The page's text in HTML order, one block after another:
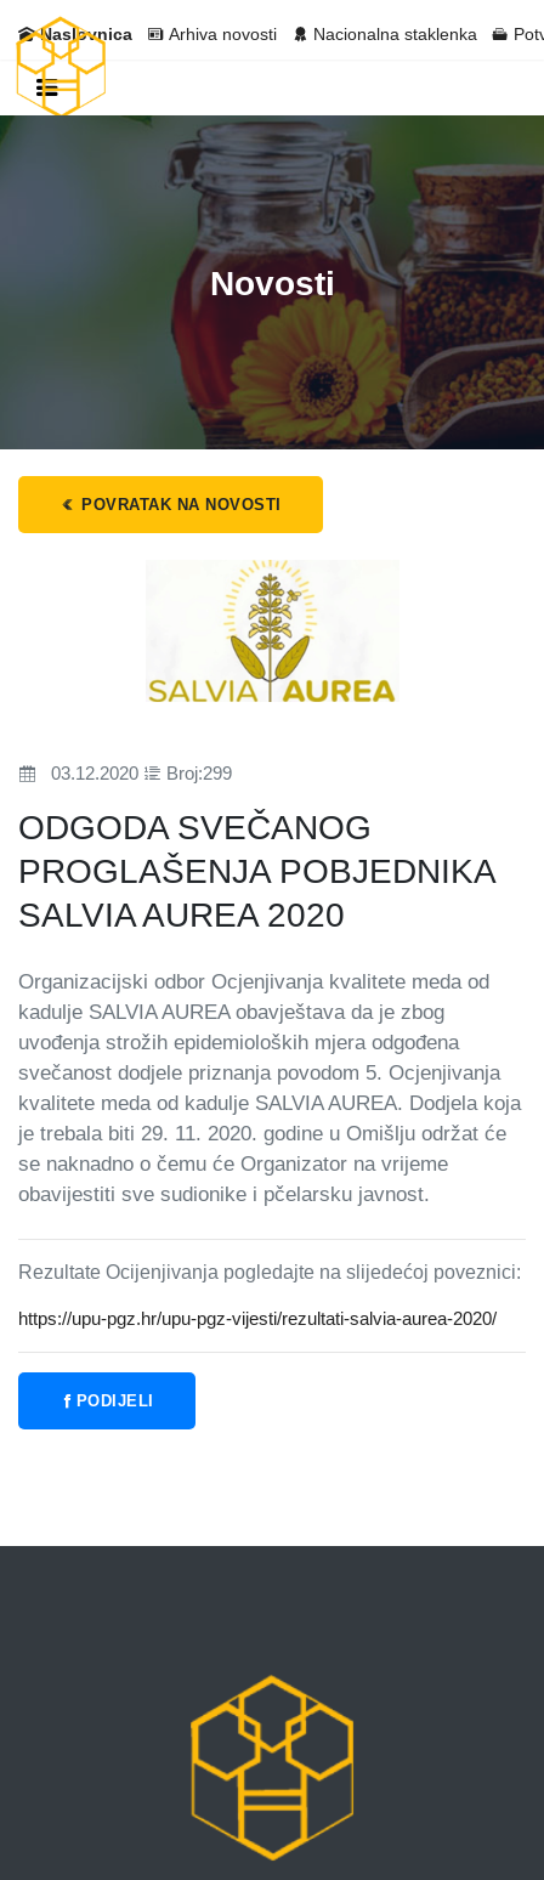
Naslovnica Arhiva novosti Nacionalna staklenka
Novosti
POVRATAK NA NOVOSTI
03.12.2020 Broj:299
ODGODA SVEČANOG
PROGLAŠENJA POBJEDNIKA
SALVIA AUREA 2020
Organizacijski odbor Ocjenjivanja kvalitete meda od
kadulje SALVIA AUREA obavještava da je zbog
uvođenja strožih epidemioloških mjera odgođena
svečanost dodjele priznanja povodom 5. Ocjenjivanja
kvalitete meda od kadulje SALVIA AUREA. Dodjela koja
je trebala biti 29. 11. 2020. godine u Omišlju održat će
se naknadno o čemu će Organizator na vrijeme
obavijestiti sve sudionike i pčelarsku javnost.
Rezultate Ocijenjivanja pogledajte na slijedećoj poveznici:
https://upu-pgz.hr/upu-pgz-vijesti/rezultati-salvia-aurea-2020/
PODIJELI